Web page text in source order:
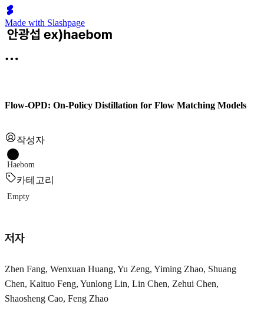
Made with Slashpage
Flow-OPD: On-Policy Distillation for Flow Matching Models
작성자
Haebom
카테고리
Empty
저자
Zhen Fang, Wenxuan Huang, Yu Zeng, Yiming Zhao, Shuang
Chen, Kaituo Feng, Yunlong Lin, Lin Chen, Zehui Chen,
Shaosheng Cao, Feng Zhao